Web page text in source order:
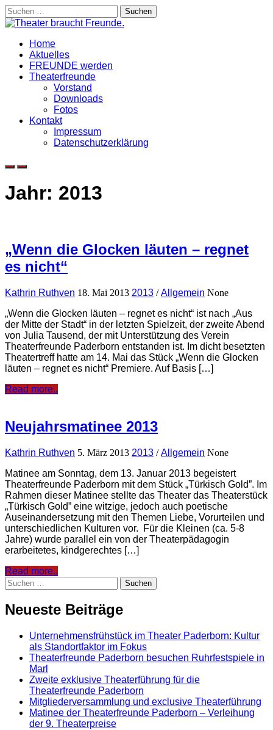
Skip
to
Suchen
nach:
Home
Aktuelles
FREUNDE werden
Theaterfreunde
Vorstand
Downloads
Fotos
Kontakt
Impressum
Datenschutzerklärung
Jahr: 2013
„Wenn die Glocken läuten – regnet
es nicht“
Kathrin Ruthven 18. Mai 2013 2013 /Allgemein None
„Wenn die Glocken läuten – regnet es nicht“ ist nach „Aus
der Mitte der Stadt“ in der letzten Spielzeit, der zweite Abend
von Julia Tausend, der mit Unterstützung des Verein
Theaterfreunde Paderborn entstanden ist. Im dicht besetzten
Theatertreff hatte am 14. Mai das Stück „Wenn die Glocken
läuten – regnet es nicht“ Premiere. Auf Basis […]
Read more..
Neujahrsmatinee 2013
Kathrin Ruthven 5. März 2013 2013 /Allgemein None
Matinee am Sonntag, dem 13. Januar 2013 begeistert
Theaterfreunde Paderborn mit dem Stück „Türkisch Gold”. Im
Rahmen dieser Matinee stellte das Theater das Theaterstück
„Türkisch Gold” eine witzige, jedoch auch poetische
Auseinandersetzung mit den Themen Liebe, Vorurteilen und
unterschiedlichen Kulturen vor. Für die Kleinen (ca. 5-8
Jahre) wurde parallel ein von der Theaterpädagogin
erarbeitetes, kindgerechtes […]
Read more..
Suchen
nach:
Neueste Beiträge
Unternehmensfrühstück im Theater Paderborn: Kultur
als Standortfaktor im Fokus
Theaterfreunde Paderborn besuchen Ruhrfestspiele in
Marl
Zweite exklusive Theaterführung für die
Theaterfreunde Paderborn
Mitgliederversammlung und exclusive Theaterführung
Matinee der Theaterfreunde Paderborn – Verleihung
der 9. Theaterpreise